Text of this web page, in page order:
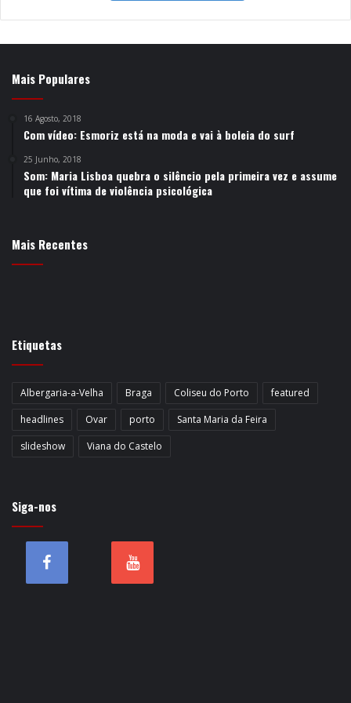
Mais Populares
16 Agosto, 2018
Com vídeo: Esmoriz está na moda e vai à boleia do surf
25 Junho, 2018
Som: Maria Lisboa quebra o silêncio pela primeira vez e assume
que foi vítima de violência psicológica
Mais Recentes
Etiquetas
Albergaria-a-Velha Braga Coliseu do Porto
featured
headlines
Ovar porto
Santa Maria da Feira
slideshow
Viana do Castelo
Siga-nos